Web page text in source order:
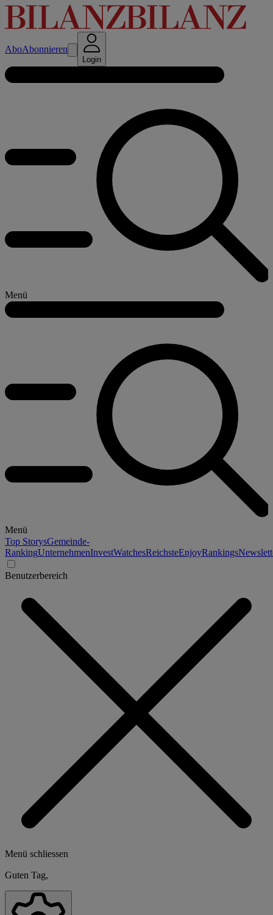
AboAbonnieren
Login
Menü
Menü
Top StorysGemeinde-
RankingUnternehmenInvestWatchesReichsteEnjoyRankings
Benutzerbereich
Menü schliessen
Guten Tag,